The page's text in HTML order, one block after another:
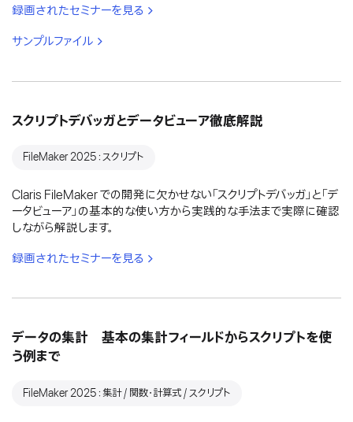
録画されたセミナーを見る
サンプルファイル
スクリプトデバッガとデータビューア徹底解説
FileMaker 2025：スクリプト
Claris FileMaker での開発に欠かせない「スクリプトデバッガ」と「デ
ータビューア」の基本的な使い方から実践的な手法まで実際に確認
しながら解説します。
録画されたセミナーを見る
データの集計 基本の集計フィールドからスクリプトを使
う例まで
FileMaker 2025：集計 / 関数・計算式 / スクリプト